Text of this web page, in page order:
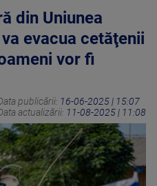
din Uniunea
evacua cetăţenii
vor fi
publicării: 16-06-2025 | 15:07
actualizării: 11-08-2025 | 11:08